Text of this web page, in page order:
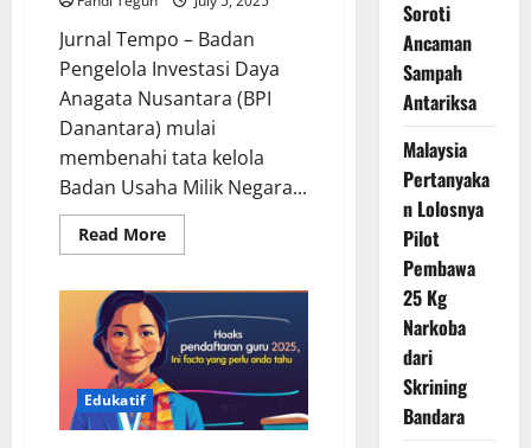
Jurnal Tempo – Badan
Pengelola Investasi Daya
Anagata Nusantara (BPI
Danantara) mulai
membenahi tata kelola
Badan Usaha Milik Negara...
Read MoreRead
more
Desak
BUMN
Bersatu,
Bukan
Jalan
Sendiri!
Edukatif
Soroti
Ancaman
Sampah
Antariksa
Malaysia
Pertanyaka
n Lolosnya
Pilot
Pembawa
25 Kg
Narkoba
dari
Skrining
Bandara